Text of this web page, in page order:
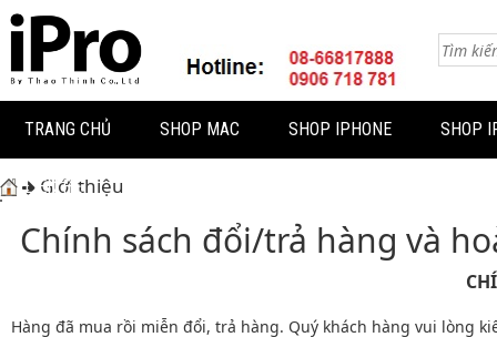
TRANG CHỦ SHOP MAC SHOP IPHONE SHOP
LIÊN HỆ
Giới thiệu
Chính sách đổi/trả hàng và
Hàng đã mua rồi miễn đổi, trả hàng. Quý khách hàng vui lòng